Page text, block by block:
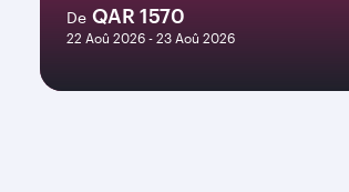
De QAR 1570
22 Aoû 2026 - 23 Aoû 2026